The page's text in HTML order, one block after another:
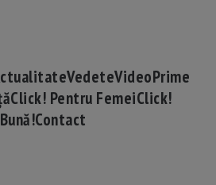
VedeteVideoPrime
Click! Pentru FemeiClick!
Contact